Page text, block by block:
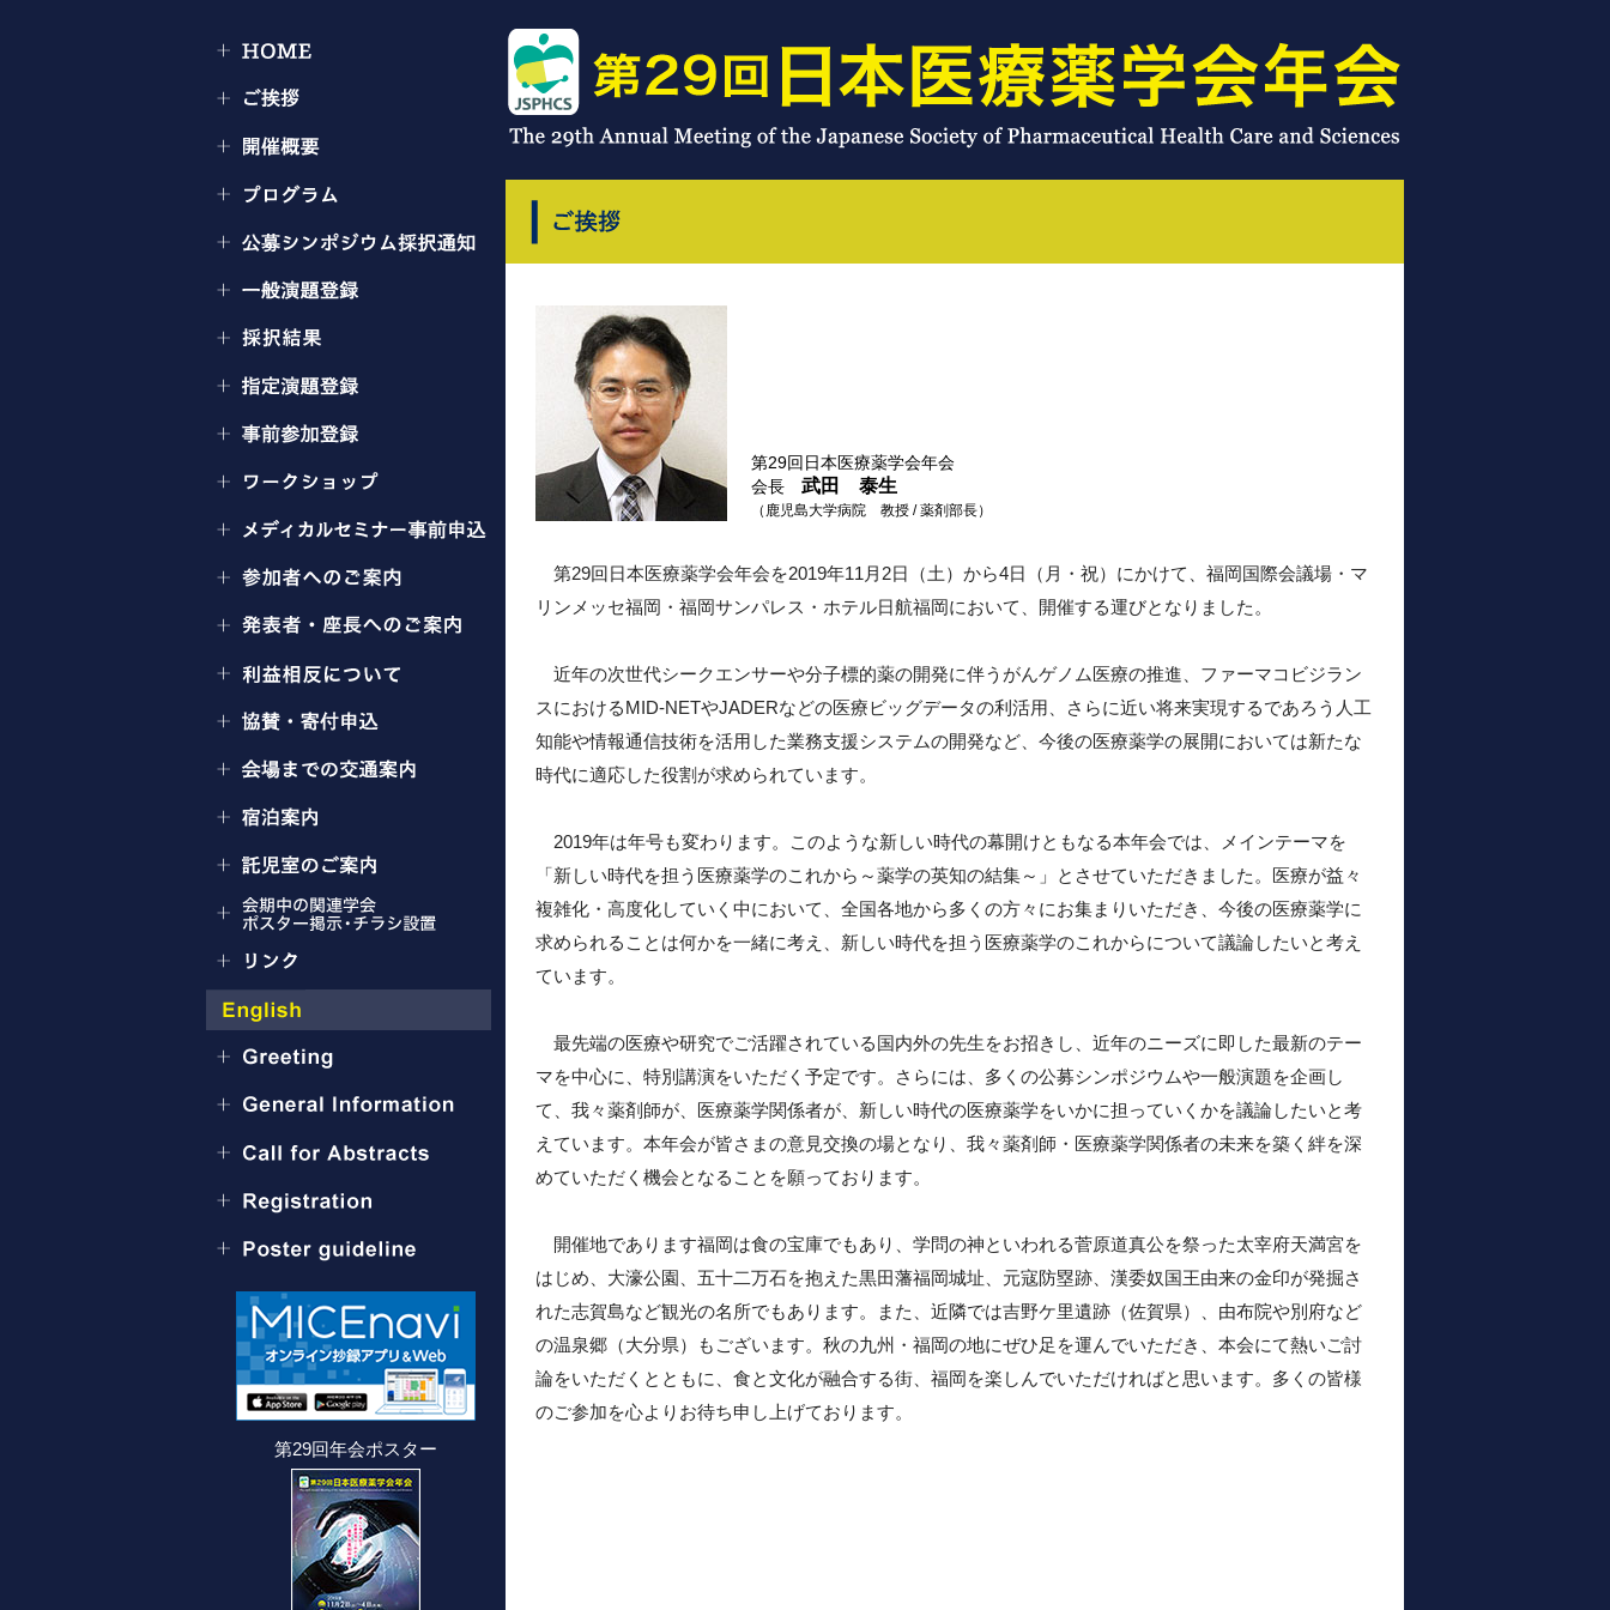
第29回年会ポスター
第29回日本医療薬学会年会
会長 武田 泰生
（鹿児島大学病院 教授 / 薬剤部長）
第29回日本医療薬学会年会を2019年11月2日（土）から4日（月・祝）にかけて、福岡国際会議場・マ
リンメッセ福岡・福岡サンパレス・ホテル日航福岡において、開催する運びとなりました。
近年の次世代シークエンサーや分子標的薬の開発に伴うがんゲノム医療の推進、ファーマコビジラン
スにおけるMID-NETやJADERなどの医療ビッグデータの利活用、さらに近い将来実現するであろう人工
知能や情報通信技術を活用した業務支援システムの開発など、今後の医療薬学の展開においては新たな
時代に適応した役割が求められています。
2019年は年号も変わります。このような新しい時代の幕開けともなる本年会では、メインテーマを
「新しい時代を担う医療薬学のこれから～薬学の英知の結集～」とさせていただきました。医療が益々
複雑化・高度化していく中において、全国各地から多くの方々にお集まりいただき、今後の医療薬学に
求められることは何かを一緒に考え、新しい時代を担う医療薬学のこれからについて議論したいと考え
ています。
最先端の医療や研究でご活躍されている国内外の先生をお招きし、近年のニーズに即した最新のテー
マを中心に、特別講演をいただく予定です。さらには、多くの公募シンポジウムや一般演題を企画し
て、我々薬剤師が、医療薬学関係者が、新しい時代の医療薬学をいかに担っていくかを議論したいと考
えています。本年会が皆さまの意見交換の場となり、我々薬剤師・医療薬学関係者の未来を築く絆を深
めていただく機会となることを願っております。
開催地であります福岡は食の宝庫でもあり、学問の神といわれる菅原道真公を祭った太宰府天満宮を
はじめ、大濠公園、五十二万石を抱えた黒田藩福岡城址、元寇防塁跡、漢委奴国王由来の金印が発掘さ
れた志賀島など観光の名所でもあります。また、近隣では吉野ケ里遺跡（佐賀県）、由布院や別府など
の温泉郷（大分県）もございます。秋の九州・福岡の地にぜひ足を運んでいただき、本会にて熱いご討
論をいただくとともに、食と文化が融合する街、福岡を楽しんでいただければと思います。多くの皆様
のご参加を心よりお待ち申し上げております。